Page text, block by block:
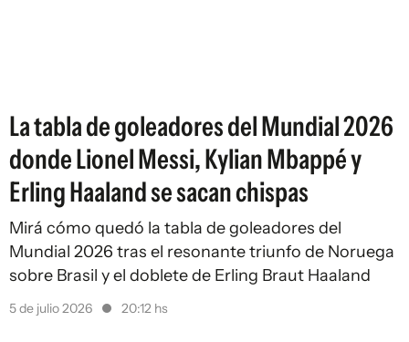
La tabla de goleadores del Mundial 2026
donde Lionel Messi, Kylian Mbappé y
Erling Haaland se sacan chispas
Mirá cómo quedó la tabla de goleadores del
Mundial 2026 tras el resonante triunfo de Noruega
sobre Brasil y el doblete de Erling Braut Haaland
5 de julio 2026 20:12 hs